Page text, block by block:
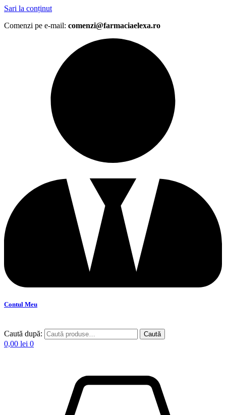
Sari la conținut
Comenzi pe e-mail: comenzi@farmaciaelexa.ro
Contul Meu
Caută după: Caută
0,00 lei 0